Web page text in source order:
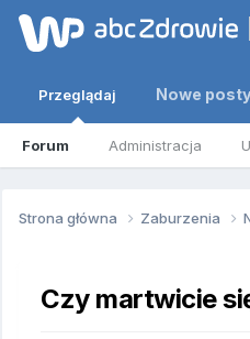
Przeglądaj
Forum Administracja
Nowe
Strona główna Zaburzenia
Czy martwicie